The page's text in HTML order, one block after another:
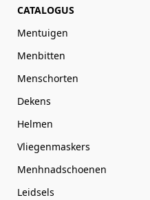
CATALOGUS
Mentuigen
Menbitten
Menschorten
Dekens
Helmen
Vliegenmaskers
Menhnadschoenen
Leidsels